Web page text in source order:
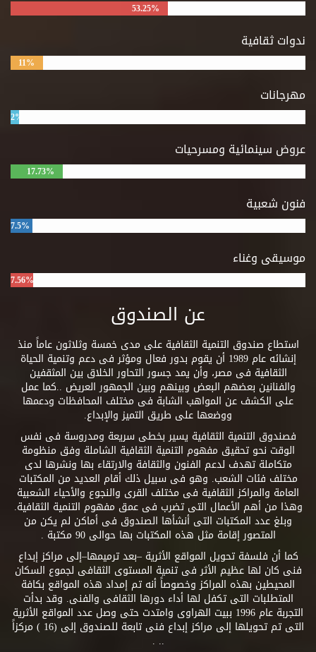
53.25%
ندوات ثقافية
11%
مهرجانات
2%
عروض سينمائية ومسرحيات
17.73%
فنون شعبية
7.5%
موسيقى وغناء
7.56%
عن الصندوق
استطاع صندوق التنمية الثقافية على مدى خمسة وثلاثون عاماً منذ
إنشائه عام 1989 أن يقوم بدور فعال ومؤثر فى دعم وتنمية الحياة
الثقافية فى مصر، وأن يمد جسور التحاور الخلاق بين المثقفين
والفنانين بعضهم البعض وبينهم وبين الجمهور العريض ..كما عمل
على الكشف عن المواهب الشابة فى مختلف المحافظات ودعمها
ووضعها على طريق التميز والإبداع.
فصندوق التنمية الثقافية يسير بخطى سريعة ومدروسة فى نفس
الوقت نحو تحقيق مفهوم التنمية الثقافية الشاملة وفق منظومة
متكاملة تهدف لدعم الفنون والثقافة والارتقاء بها ونشرها لدى
مختلف فئات الشعب. وهو فى سبيل ذلك أقام العديد من المكتبات
العامة والمراكز الثقافية فى مختلف القرى والنجوع والأحياء الشعبية
وهذا من أهم الأعمال التى تضرب فى عمق مفهوم التنمية الثقافية.
وبلغ عدد المكتبات التى أنشأها الصندوق فى أماكن لم يكن من
المتصور إقامة مثل هذه المكتبات بها حوالى 90 مكتبة .
كما أن فلسفة تحويل المواقع الأثرية –بعد ترميمها–إلى مراكز إبداع
فنى كان لها عظيم الأثر فى تنمية المستوى الثقافى لجموع السكان
المحيطين بهذه المراكز وخصوصاً أنه تم إمداد هذه المواقع بكافة
المتطلبات التى تكفل لها أداء دورها الثقافى والفنى. وقد بدأت
التجربة عام 1996 ببيت الهراوى وامتدت حتى وصل عدد المواقع الأثرية
التى تم تحويلها إلى مراكز إبداع فنى تابعة للصندوق إلى (16 ) مركزاً
.. .